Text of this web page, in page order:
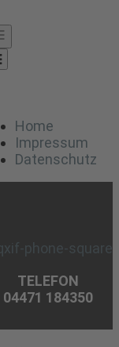
Home
Impressum
Datenschutz
TELEFON
04471 184350